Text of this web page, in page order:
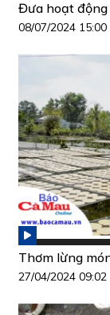
Đưa hoạt động
08/07/2024 15:00
Thơm lừng
27/04/2024 09:02